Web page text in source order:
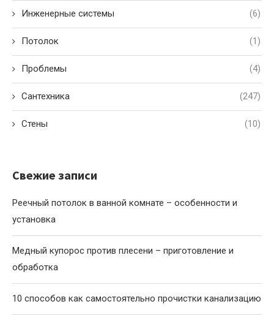
Инженерные системы (6)
Потолок (1)
Проблемы (4)
Сантехника (247)
Стены (10)
Свежие записи
Реечный потолок в ванной комнате – особенности и
установка
Медный купорос против плесени – приготовление и
обработка
10 способов как самостоятельно прочистки канализацию